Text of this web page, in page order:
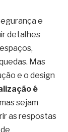
e
detalhes
Mas
e o design
é
sejam
as respostas